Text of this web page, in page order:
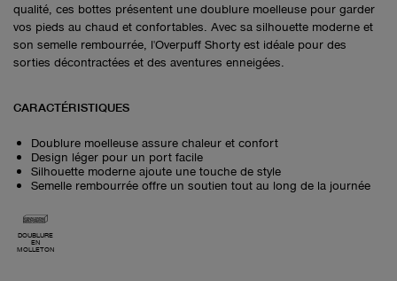
qualité, ces bottes présentent une doublure moelleuse pour garder
vos pieds au chaud et confortables. Avec sa silhouette moderne et
son semelle rembourrée, l'Overpuff Shorty est idéale pour des
sorties décontractées et des aventures enneigées.
CARACTÉRISTIQUES
Doublure moelleuse assure chaleur et confort
Design léger pour un port facile
Silhouette moderne ajoute une touche de style
Semelle rembourrée offre un soutien tout au long de la journée
DOUBLURE
EN
MOLLETON